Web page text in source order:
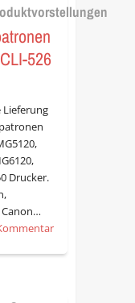
526
Lieferung
Drucker.